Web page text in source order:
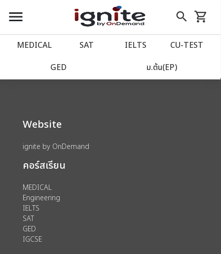
close
account_balance หน้าแรก
เว็บไซต์อิกไนท์
import_contacts วางแผนการเรียน
account_circle เข้าสู่ระบบ
assignment ลงทะเบียน
menu search
Skip
to
shopping_cart
รถเข็น
MEDICAL SAT IELTS CU‑TEST
GED ม.ต้น(EP)
We could not find anything for 80000177
Website
ignite by OnDemand
คอร์สเรียน
MEDICAL
Engineering
IELTS
SAT
GED
IGCSE